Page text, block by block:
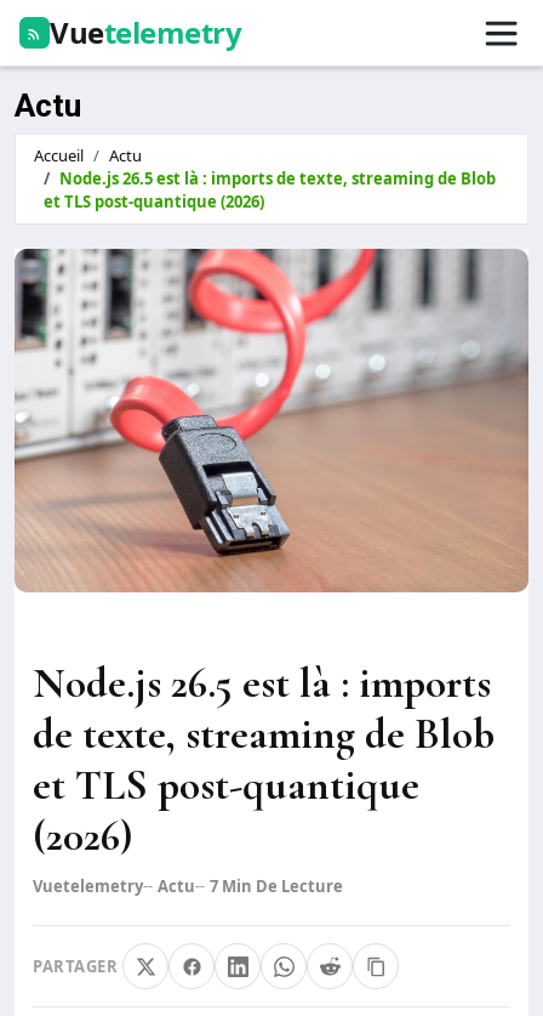
Vuetelemetry
Actu
Accueil
Actu
Node.js 26.5 est là : imports de texte, streaming de Blob
et TLS post-quantique (2026)
Node.js 26.5 est là : imports
de texte, streaming de Blob
et TLS post-quantique
(2026)
Vuetelemetry Actu 7 Min De Lecture
PARTAGER